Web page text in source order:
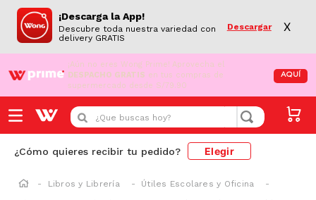
¡Descarga la App!
Descubre toda nuestra variedad con
delivery GRATIS
Descargar X
¡Aún no eres Wong Prime! Aprovecha el
DESPACHO GRATIS en tus compras de
supermercado desde S/79.90
AQUÍ
¿Que buscas hoy?
¿Cómo quieres recibir tu pedido? Elegir
Libros y Librería
Útiles Escolares y Oficina